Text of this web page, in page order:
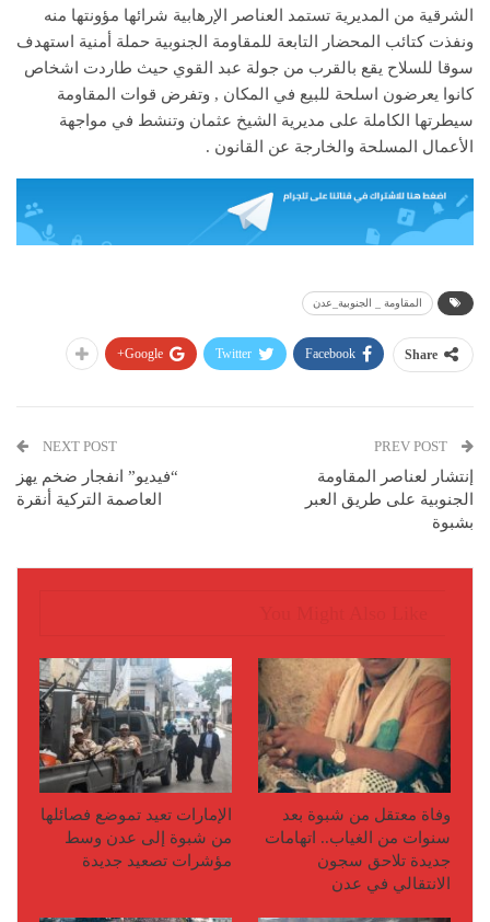
الشرقية من المديرية تستمد العناصر الإرهابية شرائها مؤونتها منه
ونفذت كتائب المحضار التابعة للمقاومة الجنوبية حملة أمنية استهدف
سوقا للسلاح يقع بالقرب من جولة عبد القوي حيث طاردت اشخاص
كانوا يعرضون اسلحة للبيع في المكان , وتفرض قوات المقاومة
سيطرتها الكاملة على مديرية الشيخ عثمان وتنشط في مواجهة
الأعمال المسلحة والخارجة عن القانون .
المقاومة _ الجنوبية_عدن
Share
Facebook
Twitter
Google+
إنتشار لعناصر المقاومة
الجنوبية على طريق العبر
بشبوة
NEXT POST
“فيديو” انفجار ضخم يهز
العاصمة التركية أنقرة
وفاة معتقل من شبوة بعد
سنوات من الغياب.. اتهامات
جديدة تلاحق سجون
الانتقالي في عدن
الإمارات تعيد تموضع فصائلها
من شبوة إلى عدن وسط
مؤشرات تصعيد جديدة